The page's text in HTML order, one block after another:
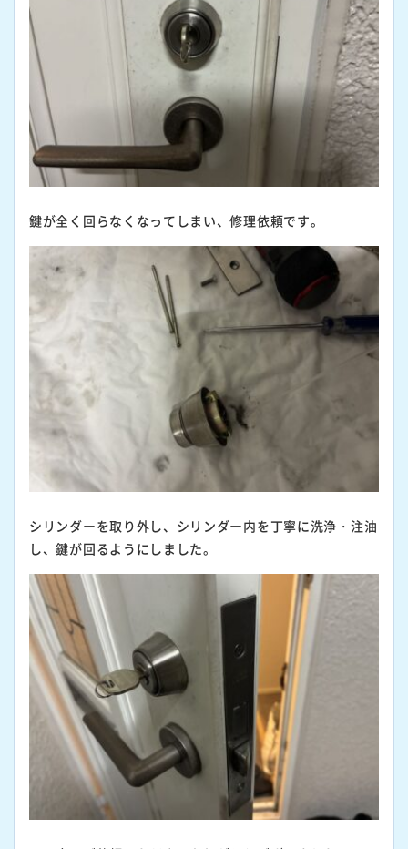
鍵が全く回らなくなってしまい、修理依頼です。
シリンダーを取り外し、シリンダー内を丁寧に洗浄・注油
し、鍵が回るようにしました。